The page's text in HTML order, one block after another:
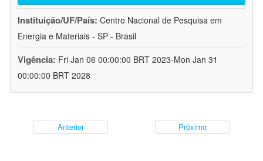
Instituição/UF/País: Centro Nacional de Pesquisa em
Energia e Materiais - SP - Brasil
Vigência: Fri Jan 06 00:00:00 BRT 2023-Mon Jan 31
00:00:00 BRT 2028
Anterior Próximo